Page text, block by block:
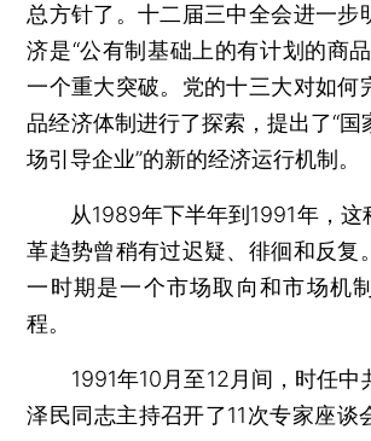
总方针了。十二届三中全会进一步
济是“公有制基础上的有计划的商
一个重大突破。党的十三大对如何
品经济体制进行了探索，提出了“国
场引导企业”的新的经济运行机制。
从1989年下半年到1991年，这
革趋势曾稍有过迟疑、徘徊和反复
一时期是一个市场取向和市场机
程。
1991年10月至12月间，时任中
泽民同志主持召开了11次专家座谈